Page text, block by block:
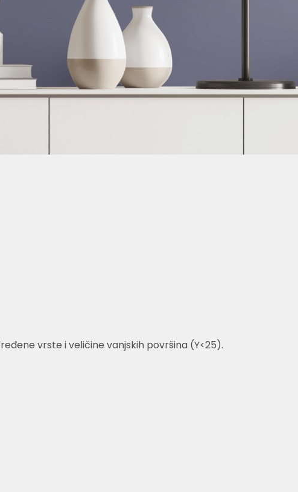
vrste i veličine vanjskih površina (Y<25).